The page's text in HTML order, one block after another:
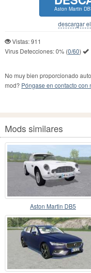
Aston Martin
descargar
Vistas: 911
Virus Detecciones:0% (0/60)
No muy bien proporcionado
mod? Póngase en contacto con
Mods similares
Aston Martin DB5